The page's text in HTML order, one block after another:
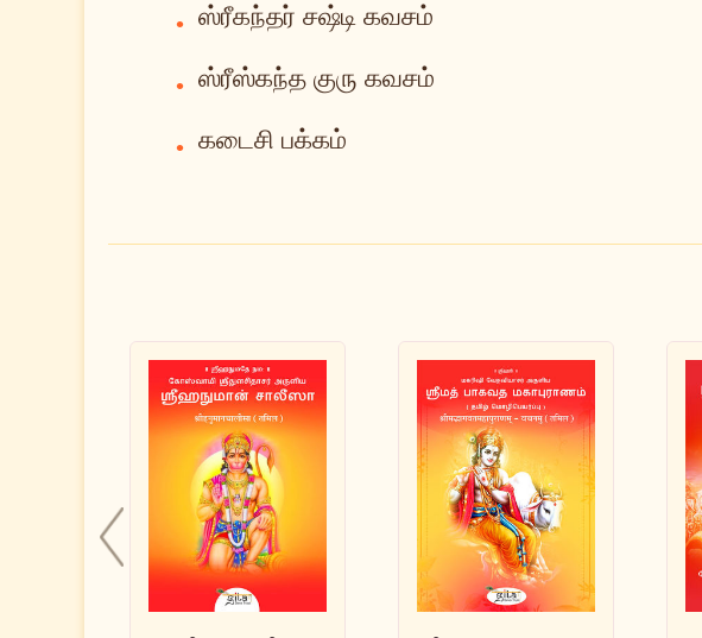
• ஸ்ரீகந்தர் சஷ்டி கவசம்
• ஸ்ரீஸ்கந்த குரு கவசம்
• கடைசி பக்கம்